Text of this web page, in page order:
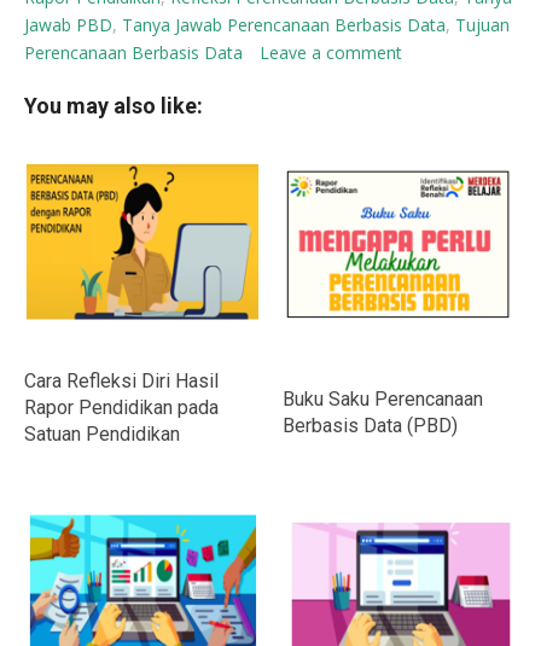
Jawab PBD, Tanya Jawab Perencanaan Berbasis Data, Tujuan
Perencanaan Berbasis Data
Leave a comment
You may also like:
Cara Refleksi Diri Hasil
Rapor Pendidikan pada
Satuan Pendidikan
Buku Saku Perencanaan
Berbasis Data (PBD)